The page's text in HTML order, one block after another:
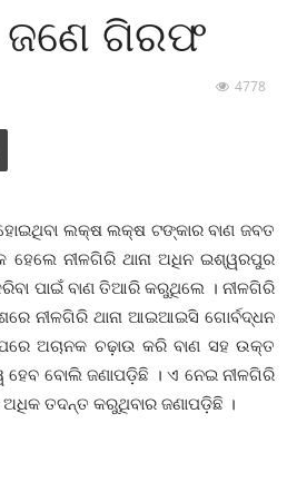
ଜଣେ ଗିରଫ
4778
ଲକ୍ଷ ଲକ୍ଷ ଟଙ୍କାର ବାଣ ଜବତ
ନୀଳଗିରି ଥାନା ଅଧିନ ଇଶ୍ୱରପୁର
ପାଇଁ ବାଣ ତିଆରି କରୁଥିଲେ । ନୀଳଗିରି
ନୀଳଗିରି ଥାନା ଆଇଆଇସି ଗୋର୍ବଦ୍ଧନ
ଅଚାନକ ଚଢ଼ାଉ କରି ବାଣ ସହ ଉକ୍ତ
ବୋଲି ଜଣାପଡ଼ିଛି । ଏ ନେଇ ନୀଳଗିରି
ତଦନ୍ତ କରୁଥିବାର ଜଣାପଡ଼ିଛି ।